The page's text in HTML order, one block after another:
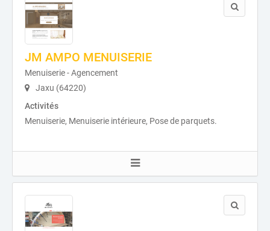
JM AMPO MENUISERIE
Menuiserie - Agencement
Jaxu (64220)
Activités
Menuiserie, Menuiserie intérieure, Pose de parquets.